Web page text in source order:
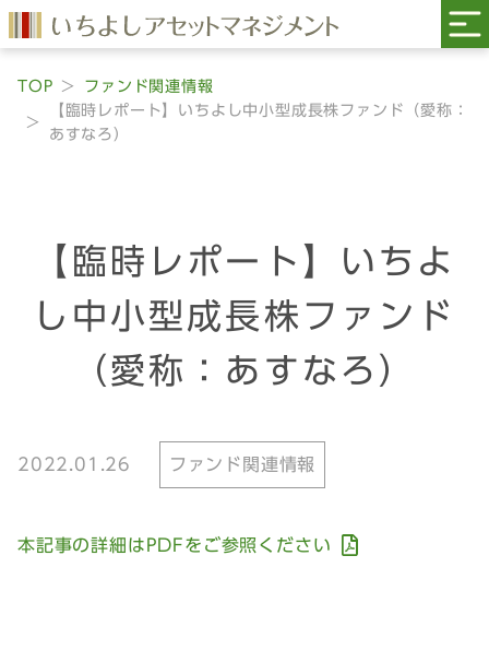
TOP
ファンド関連情報
【臨時レポート】いちよし中小型成長株ファンド（愛称：
あすなろ）
【臨時レポート】いちよ
し中小型成長株ファンド
（愛称：あすなろ）
2022.01.26 ファンド関連情報
本記事の詳細はPDFをご参照ください